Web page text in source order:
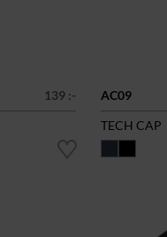
139 :-
AC09
TECH CAP